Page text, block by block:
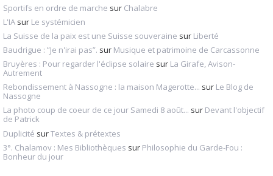
Sportifs en ordre de marche sur Chalabre
L'IA sur Le systémicien
La Suisse de la paix est une Suisse souveraine sur Liberté
Baudrigue : ”Je n'irai pas”. sur Musique et patrimoine de Carcassonne
Bruyères : Pour regarder l'éclipse solaire sur La Girafe, Avison-
Autrement
Rebondissement à Nassogne : la maison Magerotte... sur Le Blog de
Nassogne
La photo coup de coeur de ce jour Samedi 8 août... sur Devant l'objectif
de Patrick
Duplicité surTextes & prétextes
3°. Chalamov : Mes Bibliothèques sur Philosophie du Garde-Fou :
Bonheur du jour